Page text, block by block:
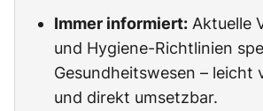
Immer informiert: Aktuelle
und Hygiene-Richtlinien
Gesundheitswesen – leicht
und direkt umsetzbar.